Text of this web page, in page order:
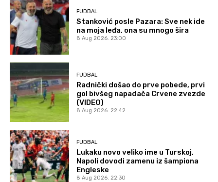
FUDBAL
Stanković posle Pazara: Sve nek ide
na moja leđa, ona su mnogo šira
8 Aug 2026. 23:00
FUDBAL
Radnički došao do prve pobede, prvi
gol bivšeg napadača Crvene zvezde
(VIDEO)
8 Aug 2026. 22:42
FUDBAL
Lukaku novo veliko ime u Turskoj,
Napoli dovodi zamenu iz šampiona
Engleske
8 Aug 2026. 22:30